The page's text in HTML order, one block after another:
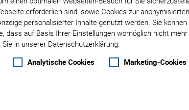
erforderlich sind, sowie Cookies zur
personalisierter Inhalte genutzt werden. Sie
dass auf Basis Ihrer Einstellungen womöglich nicht
in unserer Datenschutzerklärung.
Analytische Cookies Marketing-Cookies